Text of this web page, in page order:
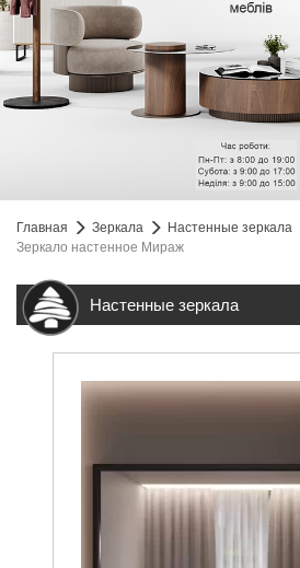
Главная Зеркала
Настенные зеркала
Зеркало настенное Мираж
Настенные зеркала